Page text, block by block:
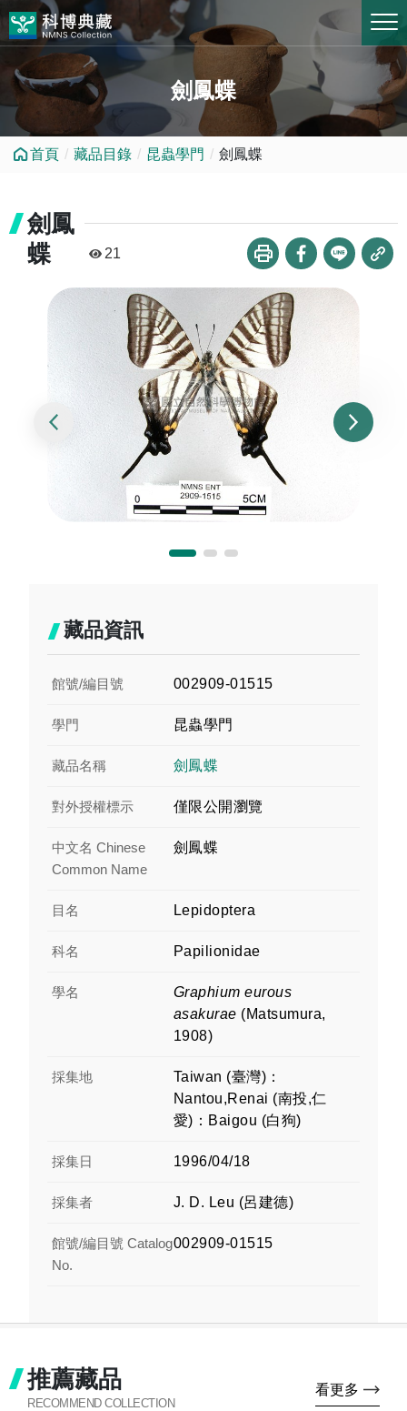
跳到中央內容區塊
劍鳳蝶
首頁 藏品目錄 昆蟲學門 劍鳳蝶
劍鳳
蝶
21
藏品資訊
館號/編目號 002909-01515
學門 昆蟲學門
藏品名稱 劍鳳蝶
對外授權標示 僅限公開瀏覽
中文名 Chinese
Common Name
劍鳳蝶
目名 Lepidoptera
科名 Papilionidae
學名
Graphium eurous
asakurae (Matsumura,
1908)
採集地
Taiwan (臺灣)：
Nantou,Renai (南投,仁
愛)：Baigou (白狗)
採集日 1996/04/18
採集者 J. D. Leu (呂建德)
館號/編目號 Catalog
No.
002909-01515
推薦藏品
RECOMMEND COLLECTION
看更多